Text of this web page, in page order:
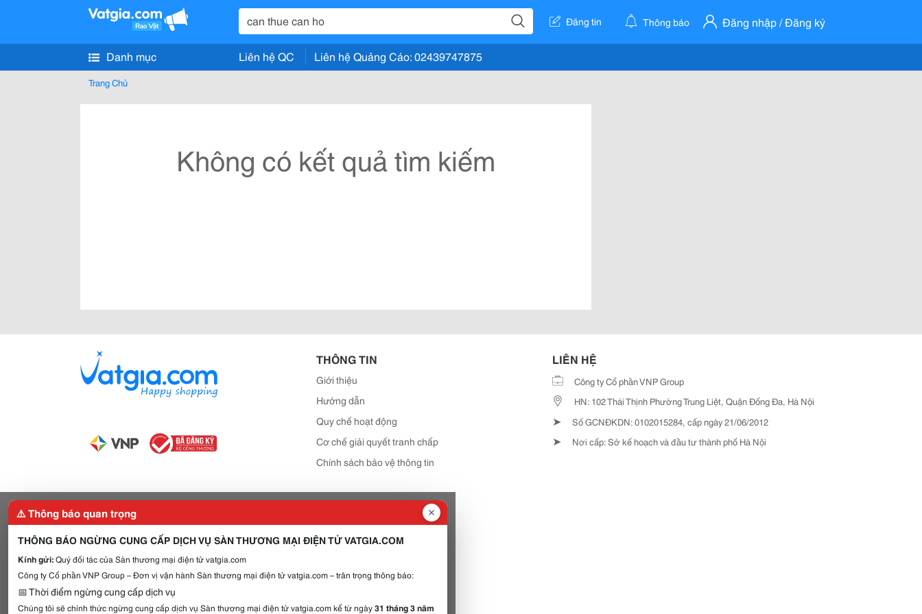
Đăng tin Thông báo Đăng nhập / Đăng ký
Danh mục Liên hệ QC Liên hệ Quảng Cáo: 02439747875
Trang Chủ
Không có kết quả tìm kiếm
THÔNG TIN
Giới thiệu
Hướng dẫn
Quy chế hoạt động
Cơ chế giải quyết tranh chấp
Chính sách bảo vệ thông tin
LIÊN HỆ
Công ty Cổ phần VNP Group
HN: 102 Thái Thịnh Phường Trung Liệt, Quận Đống Đa, Hà Nội
➤ Số GCNĐKDN: 0102015284, cấp ngày 21/06/2012
➤ Nơi cấp: Sở kế hoạch và đầu tư thành phố Hà Nội
⚠️ Thông báo quan trọng
THÔNG BÁO NGỪNG CUNG CẤP DỊCH VỤ SÀN THƯƠNG MẠI ĐIỆN TỬ VATGIA.COM
Kính gửi:Quý đối tác của Sàn thương mại điện tử vatgia.com
Công ty Cổ phần VNP Group – Đơn vị vận hành Sàn thương mại điện tử vatgia.com – trân trọng thông báo:
📅 Thời điểm ngừng cung cấp dịch vụ
Chúng tôi sẽ chính thức ngừng cung cấp dịch vụ Sàn thương mại điện tử vatgia.com kể từ ngày31 tháng 3 năm